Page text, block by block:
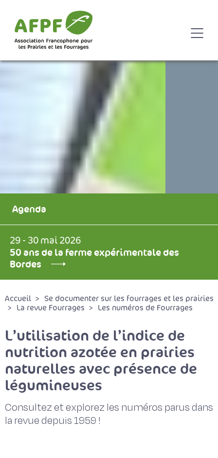
Agenda
29 - 30 mai 2026
50 ans de la ferme expérimentale des
Bordes
Accueil
Se documenter sur les fourrages et les prairies
La revue Fourrages
Les numéros de Fourrages
L’utilisation de l’indice de
nutrition azotée en prairies
naturelles avec présence de
légumineuses
Consultez et explorez les numéros parus dans
la revue depuis 1959 !